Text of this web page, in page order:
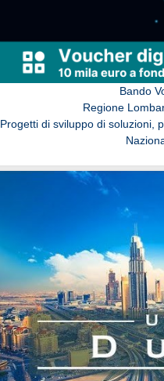
Bando
Regione
Progetti di sviluppo di soluzioni,